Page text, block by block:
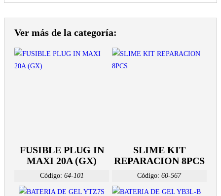
Ver más de la categoría:
FUSIBLE PLUG IN
MAXI 20A (GX)
Código: 64-101
SLIME KIT
REPARACION 8PCS
Código: 60-567